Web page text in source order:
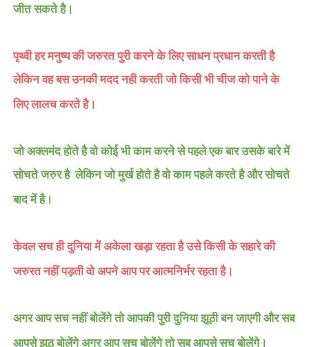
जीत सकते है।
पृथ्वी हर मनुष्य की जरुरत पुरी करने के लिए साधन प्रधान करती है
लेकिन वह बस उनकी मदद नही करती जो किसी भी चीज को पाने के
लिए लालच करते है।
जो अक्लमंद होते है वो कोई भी काम करने से पहले एक बार उसके बारे में
सोचते जरुर है लेकिन जो मुर्ख होते है वो काम पहले करते है और सोचते
बाद में है।
केवल सच ही दुनिया में अकेला खड़ा रहता है उसे किसी के सहारे की
जरुरत नहीं पड़ती वो अपने आप पर आत्मनिर्भर रहता है।
अगर आप सच नहीं बोलेंगे तो आपकी पुरी दुनिया झूठी बन जाएगी और सब
आपसे झूठ बोलेंगे अगर आप सच बोलेंगे तो सब आपसे सच बोलेंगे।